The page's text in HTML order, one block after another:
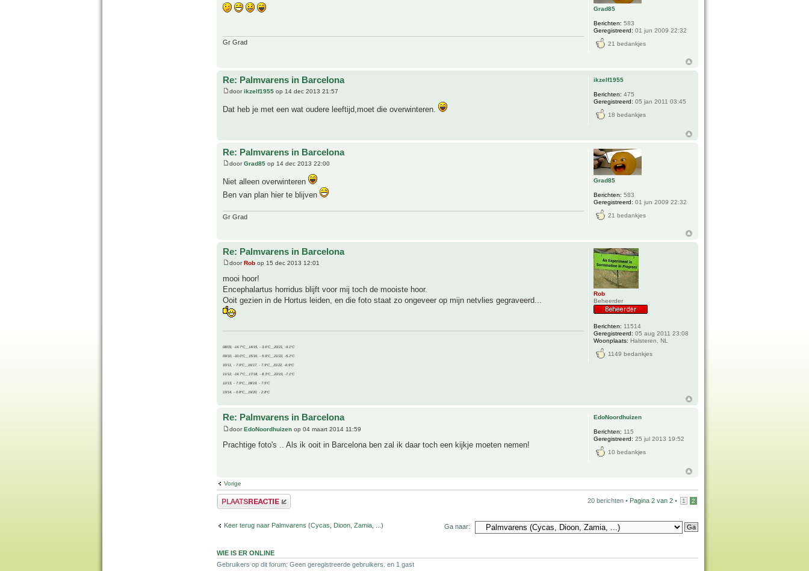
Gr Grad
Grad85
Berichten: 583
Geregistreerd: 01 jun 2009 22:32
21 bedankjes
Re: Palmvarens in Barcelona
doorikzelf1955 op 14 dec 2013 21:57
Dat heb je met een wat oudere leeftijd,moet die overwinteren.
ikzelf1955
Berichten: 475
Geregistreerd: 05 jan 2011 03:45
18 bedankjes
Re: Palmvarens in Barcelona
doorGrad85 op 14 dec 2013 22:00
Niet alleen overwinteren
Ben van plan hier te blijven
Gr Grad
Grad85
Berichten: 583
Geregistreerd: 01 jun 2009 22:32
21 bedankjes
Re: Palmvarens in Barcelona
door Rob op 15 dec 2013 12:01
mooi hoor!
Encephalartus horridus blijft voor mij toch de mooiste hoor.
Ooit gezien in de Hortus leiden, en die foto staat zo ongeveer op mijn netvlies gegraveerd...
08/09, -14.7°C__14/15, - 3.6°C__20/21, -9.1°C
09/10, -10.0°C__15/16, - 5.9°C__21/22, -5.2°C
10/11, - 7.9°C__16/17, - 7.9°C__21/22, -6.9°C
11/12, -14.7°C__17/18, - 8.3°C__22/23, -7.1°C
12/13, - 7.9°C__18/19, - 7.5°C
13/14, - 0.8°C__19/20, - 2.8°C
Rob
Beheerder
Berichten: 11514
Geregistreerd: 05 aug 2011 23:08
Woonplaats: Halsteren, NL
1149 bedankjes
Re: Palmvarens in Barcelona
doorEdoNoordhuizen op 04 maart 2014 11:59
Prachtige foto's .. Als ik ooit in Barcelona ben zal ik daar toch een kijkje moeten nemen!
EdoNoordhuizen
Berichten: 115
Geregistreerd: 25 jul 2013 19:52
10 bedankjes
Vorige
Plaats een reactie 20 berichten • Pagina 2 van 2 • 1 2
Keer terug naar Palmvarens (Cycas, Dioon, Zamia, ...) Ga naar:
WIE IS ER ONLINE
Gebruikers op dit forum: Geen geregistreerde gebruikers. en 1 gast